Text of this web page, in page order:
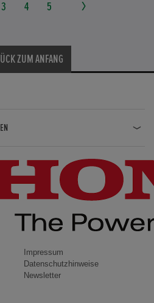
3 4 5
ZUM ANFANG
Impressum
Datenschutzhinweise
Newsletter